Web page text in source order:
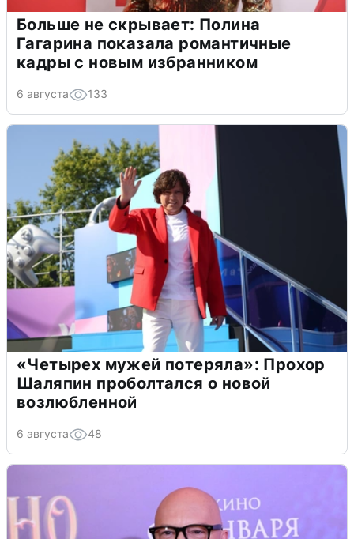
Больше не скрывает: Полина
Гагарина показала романтичные
кадры с новым избранником
6 августа 133
«Четырех мужей потеряла»: Прохор
Шаляпин проболтался о новой
возлюбленной
6 августа 48